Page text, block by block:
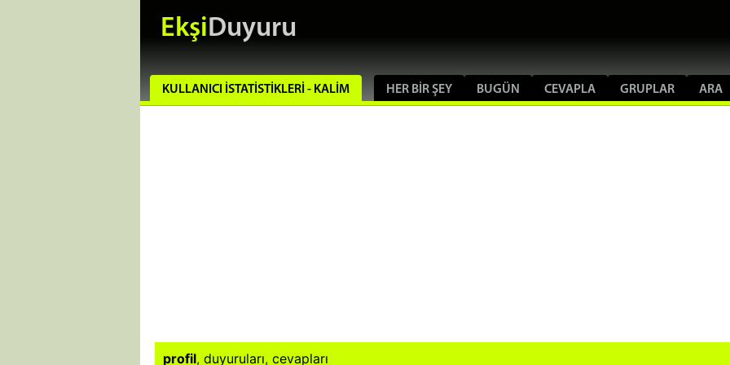
EkşiDuyuru
KULLANICI İSTATISTIKLERI - KALIM HER BIR ŞEY BUGÜN CEVAPLA GRUPLAR ARA
profil, duyuruları, cevapları